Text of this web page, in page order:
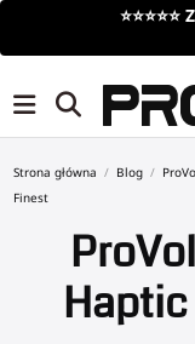
⭐⭐⭐⭐⭐
Strona główna Blog
Finest